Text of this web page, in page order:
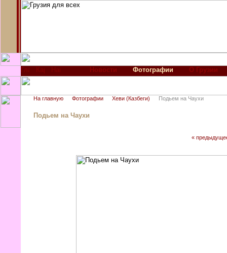
Новости Фотографии О Грузии
На главную Фотографии Хеви (Казбеги) Подьем на Чаухи
Подьем на Чаухи
«